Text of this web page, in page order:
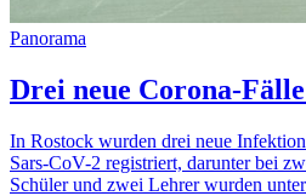
Panorama
Drei neue Corona-
In Rostock wurden drei neue
Sars-CoV-2 registriert, darunter bei
Schüler und zwei Lehrer wurden